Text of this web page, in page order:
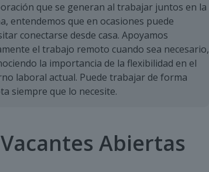
que se generan al trabajar juntos en la
entendemos que en ocasiones puede
conectarse desde casa. Apoyamos
el trabajo remoto cuando sea necesario,
la importancia de la flexibilidad en el
laboral actual. Puede trabajar de forma
siempre que lo necesite.
Vacantes Abiertas